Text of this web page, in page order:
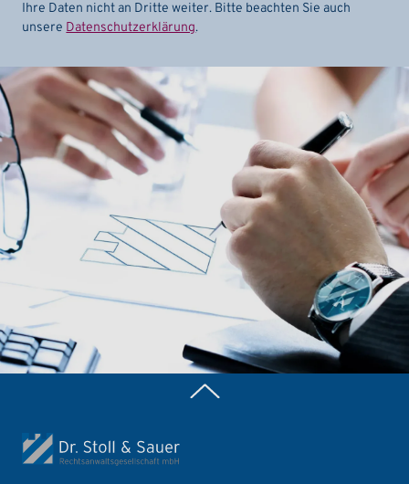
Ihre Daten nicht an Dritte weiter. Bitte beachten Sie auch
unsere Datenschutzerklärung.
Zurück nach oben